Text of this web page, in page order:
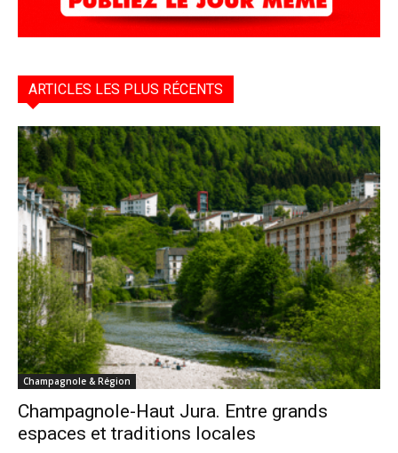
ARTICLES LES PLUS RÉCENTS
Champagnole & Région
Champagnole-Haut Jura. Entre grands
espaces et traditions locales